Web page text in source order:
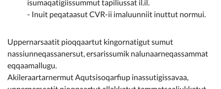
isumaqatigiissummut tapiliussat il.il.
- Inuit peqataasut CVR-ii imaluunniit inuttut normui.
Uppernarsaatit pioqqaartut kingornatigut sumut
nassiunneqassanersut, ersarissumik nalunaarneqassammat
eqqaamallugu.
Akileraartarnermut Aqutsisoqarfiup inassutigissavaa,